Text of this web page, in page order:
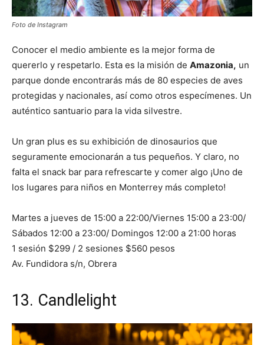
Foto de Instagram
Conocer el medio ambiente es la mejor forma de
quererlo y respetarlo. Esta es la misión de Amazonia, un
parque donde encontrarás más de 80 especies de aves
protegidas y nacionales, así como otros especímenes. Un
auténtico santuario para la vida silvestre.
Un gran plus es su exhibición de dinosaurios que
seguramente emocionarán a tus pequeños. Y claro, no
falta el snack bar para refrescarte y comer algo ¡Uno de
los lugares para niños en Monterrey más completo!
Martes a jueves de 15:00 a 22:00/Viernes 15:00 a 23:00/
Sábados 12:00 a 23:00/ Domingos 12:00 a 21:00 horas
1 sesión $299 / 2 sesiones $560 pesos
Av. Fundidora s/n, Obrera
13. Candlelight